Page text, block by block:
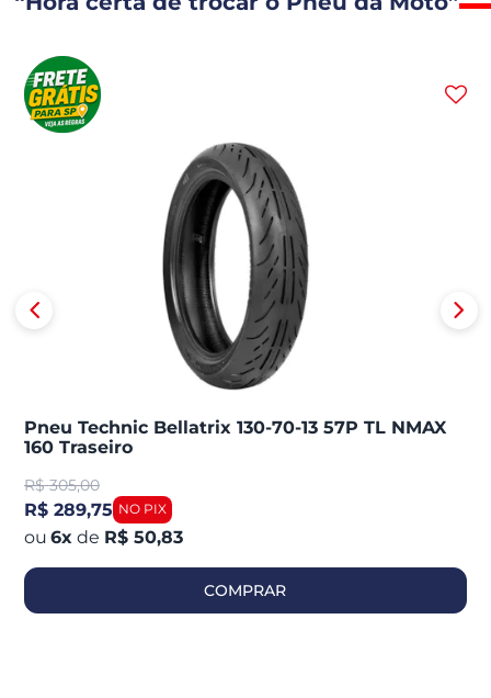
Pneu Technic Bellatrix 130-70-13 57P TL NMAX
160 Traseiro
R$ 305,00
R$ 289,75
6x de R$ 50,83
COMPRAR